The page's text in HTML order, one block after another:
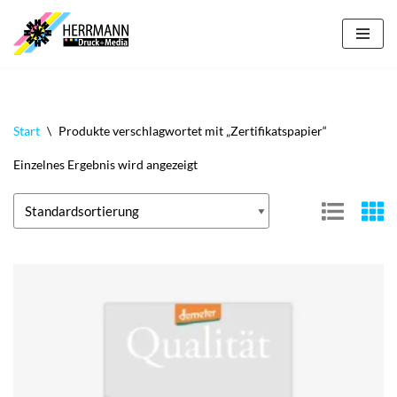
Zum
Start \ Produkte verschlagwortet mit „Zertifikatspapier“
Einzelnes Ergebnis wird angezeigt